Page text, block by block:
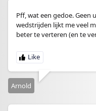
Pff, wat een gedoe.
wedstrijden lijkt me veel
beter te verteren (en te
Arnold